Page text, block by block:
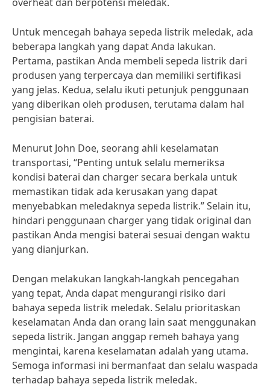
Untuk mencegah bahaya sepeda listrik meledak, ada
beberapa langkah yang dapat Anda lakukan.
Pertama, pastikan Anda membeli sepeda listrik dari
produsen yang terpercaya dan memiliki sertifikasi
yang jelas. Kedua, selalu ikuti petunjuk penggunaan
yang diberikan oleh produsen, terutama dalam hal
pengisian baterai.
Menurut John Doe, seorang ahli keselamatan
transportasi, “Penting untuk selalu memeriksa
kondisi baterai dan charger secara berkala untuk
memastikan tidak ada kerusakan yang dapat
menyebabkan meledaknya sepeda listrik.” Selain itu,
hindari penggunaan charger yang tidak original dan
pastikan Anda mengisi baterai sesuai dengan waktu
yang dianjurkan.
Dengan melakukan langkah-langkah pencegahan
yang tepat, Anda dapat mengurangi risiko dari
bahaya sepeda listrik meledak. Selalu prioritaskan
keselamatan Anda dan orang lain saat menggunakan
sepeda listrik. Jangan anggap remeh bahaya yang
mengintai, karena keselamatan adalah yang utama.
Semoga informasi ini bermanfaat dan selalu waspada
terhadap bahaya sepeda listrik meledak.